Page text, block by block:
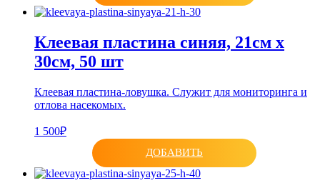
Клеевая пластина синяя, 21см х
30см, 50 шт
Клеевая пластина-ловушка. Служит для мониторинга и
отлова насекомых.
1 500₽
ДОБАВИТЬ